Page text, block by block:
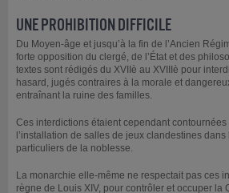
UNE PROHIBITION DIFFICILE
Du Moyen-âge et jusqu’à la fin de l’Ancien
forte opposition du clergé, de l’État et des
textes sont rédigés du XVIIè au XVIIIè pour
hasard, jugés contraires à la morale et
entraînant la ruine des familles.
Ces interdictions étaient cependant
l’installation de salles de jeux clandestines
particuliers de la noblesse.
La monarchie elle-même ne respectait pas ces
règne de Louis XIV, pour contrôler et occuper la